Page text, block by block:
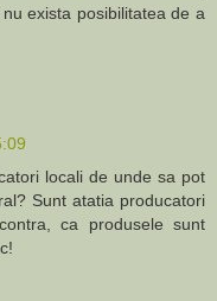
exista posibilitatea de a
locali de unde sa pot
Sunt atatia producatori
ca produsele sunt